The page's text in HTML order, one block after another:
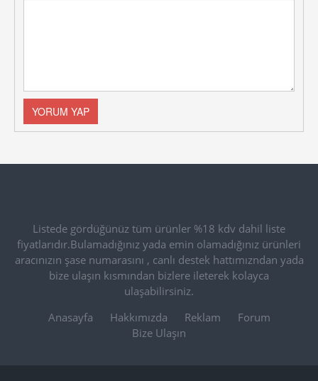
Listede gördüğünüz tüm ürünler %18 kdv dahil liste
fiyatlarıdır.Bulamadığınız yada emin olamadığınız ürünleri
aracınızın şase numarasını , canlı destek hattımızndan yada
bize ulaşın kısmından bizlere ileterek kolayca
ulaşabilirsiniz.
Anasayfa
Hakkımızda Reklam
Forum
Bize Ulaşın